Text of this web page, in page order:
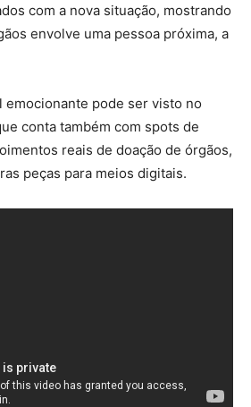
com a nova situação, mostrando
envolve uma pessoa próxima, a
emocionante pode ser visto no
conta também com spots de
reais de doação de órgãos,
peças para meios digitais.